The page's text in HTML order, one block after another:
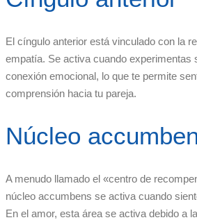
El cíngulo anterior está vinculado con la
empatía. Se activa cuando experimentas
conexión emocional, lo que te permite
comprensión hacia tu pareja.
Núcleo
A menudo llamado el «centro de
núcleo accumbens se activa cuando
En el amor, esta área se activa debido a